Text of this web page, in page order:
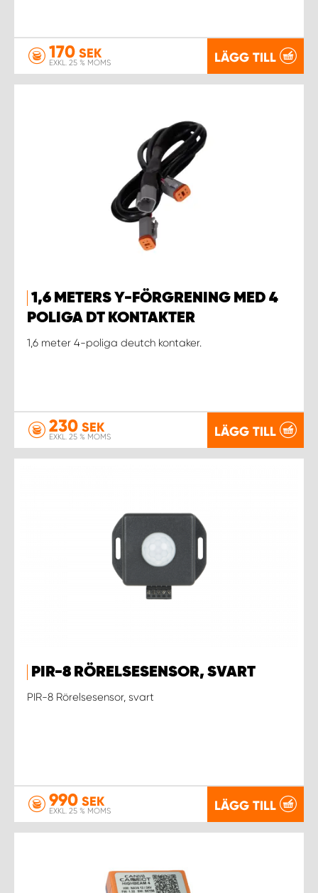
170 SEK
EXKL. 25 % MOMS LÄGG TILL
1,6 METERS Y-FÖRGRENING MED 4
POLIGA DT KONTAKTER
1,6 meter 4-poliga deutch kontaker.
230 SEK
EXKL. 25 % MOMS LÄGG TILL
PIR-8 RÖRELSESENSOR, SVART
PIR-8 Rörelsesensor, svart
990 SEK
EXKL. 25 % MOMS LÄGG TILL